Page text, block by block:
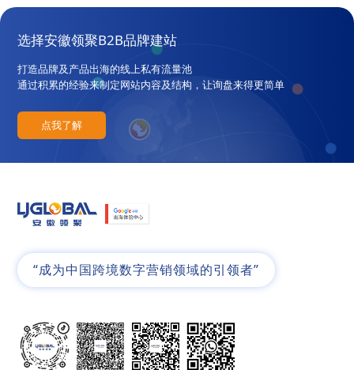
选择安徽领聚B2B品牌建站
打造品牌及产品出海的线上私有流量池
通过积累的经验来制定网站内容及结构，让询盘来得更简单
点我了解
“成为中国跨境数字营销领域的引领者”